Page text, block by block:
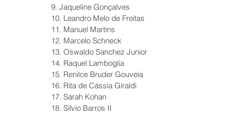
9. Jaqueline Gonçalves
10. Leandro Melo de Freitas
11. Manuel Martins
12. Marcelo Schneck
13. Oswaldo Sanchez Junior
14. Raquel Lamboglia
15. Renilce Bruder Gouveia
16. Rita de Cássia Giraldi
17. Sarah Kohan
18. Silvio Barros II